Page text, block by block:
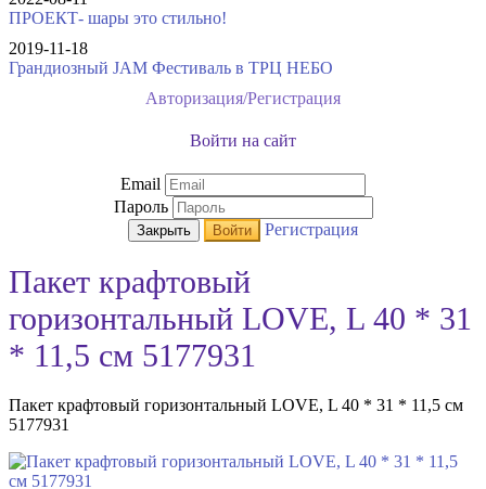
ПРОЕКТ- шары это стильно!
2019-11-18
Грандиозный JAM Фестиваль в ТРЦ НЕБО
Авторизация/Регистрация
Войти на сайт
Email
Пароль
Закрыть Войти Регистрация
Пакет крафтовый
горизонтальный LOVE, L 40 * 31
* 11,5 см 5177931
Пакет крафтовый горизонтальный LOVE, L 40 * 31 * 11,5 см
5177931